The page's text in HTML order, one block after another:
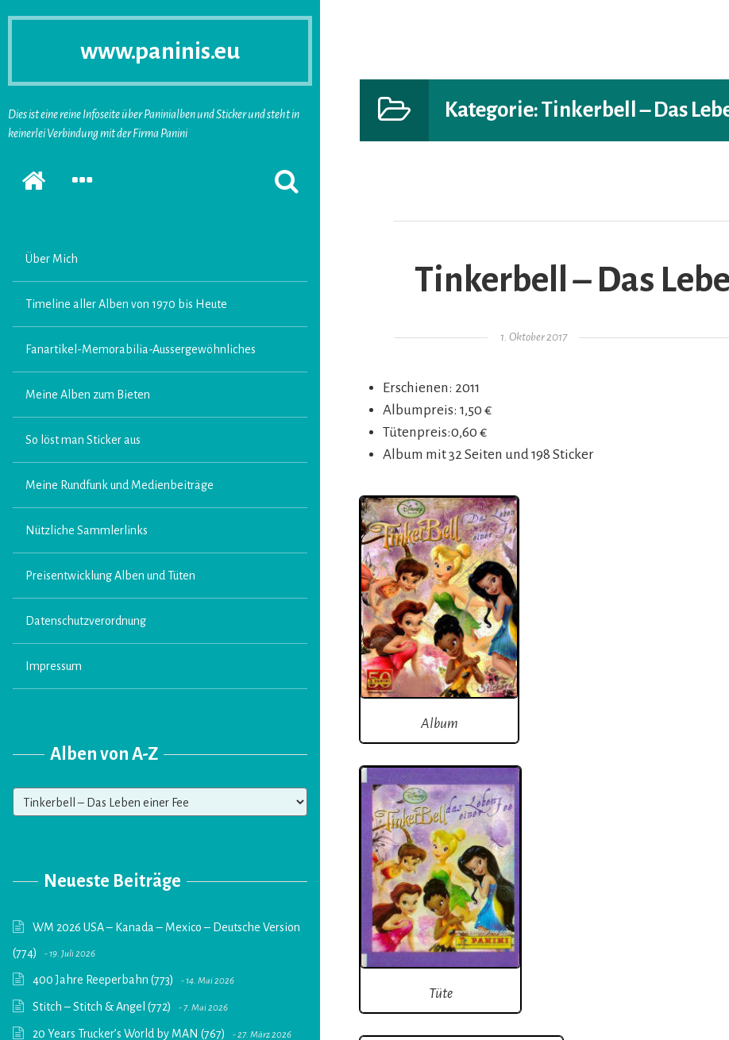
www.paninis.eu
Dies ist eine reine Infoseite über Paninialben und Sticker und steht in
keinerlei Verbindung mit der Firma Panini
Startseite
SEKUNDÄRE
SUCHFORMULAR
ERSCHEINEN
Über Mich
Timeline aller Alben von 1970 bis Heute
Fanartikel-Memorabilia-Aussergewöhnliches
Meine Alben zum Bieten
So löst man Sticker aus
Meine Rundfunk und Medienbeiträge
Nützliche Sammlerlinks
Preisentwicklung Alben und Tüten
Datenschutzverordnung
Impressum
Alben von A-Z
Alben
von
Neueste Beiträge
WM 2026 USA – Kanada – Mexico – Deutsche Version
(774)
19. Juli 2026
400 Jahre Reeperbahn (773) 14. Mai 2026
Stitch – Stitch & Angel (772) 7. Mai 2026
20 Years Trucker’s World by MAN (767) 27. März 2026
Kategorie:Tinkerbell – Das
Tinkerbell – Das
Gepostet am
1. Oktober 2017
Erschienen: 2011
Albumpreis: 1,50 €
Tütenpreis:0,60 €
Album mit 32 Seiten und 198 Sticker
Album
Tüte